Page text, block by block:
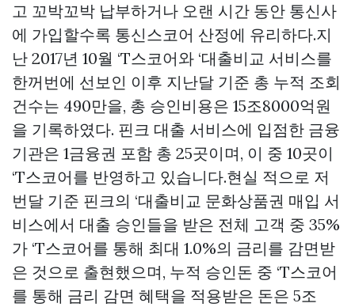
고 꼬박꼬박 납부하거나 오랜 시간 동안 통신사
에 가입할수록 통신스코어 산정에 유리하다.지
난 2017년 10월 ‘T스코어와 ‘대출비교 서비스를
한꺼번에 선보인 이후 지난달 기준 총 누적 조회
건수는 490만을, 총 승인비용은 15조8000억원
을 기록하였다. 핀크 대출 서비스에 입점한 금융
기관은 1금융권 포함 총 25곳이며, 이 중 10곳이
‘T스코어를 반영하고 있습니다.현실 적으로 저
번달 기준 핀크의 ‘대출비교 문화상품권 매입 서
비스에서 대출 승인들을 받은 전체 고객 중 35%
가 ‘T스코어를 통해 최대 1.0%의 금리를 감면받
은 것으로 출현했으며, 누적 승인돈 중 ‘T스코어
를 통해 금리 감면 혜택을 적용받은 돈은 5조